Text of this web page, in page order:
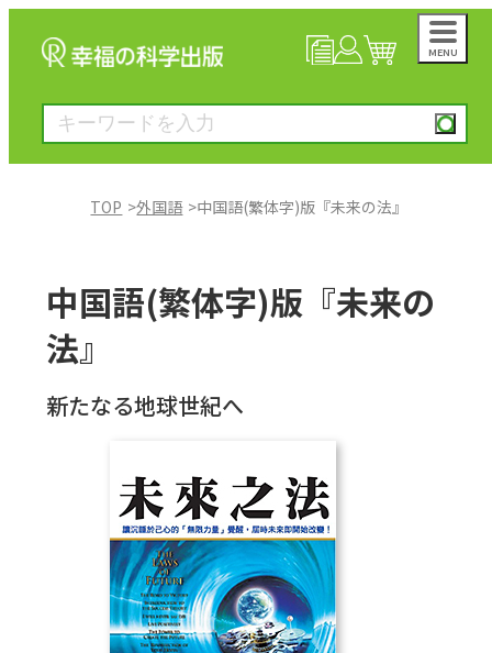
MENU
絵本
雑誌
CD
DVD・ブルーレイ
TOP 外国語 中国語(繁体字)版『未来の法』
中国語(繁体字)版『未来の
法』
新たなる地球世紀へ